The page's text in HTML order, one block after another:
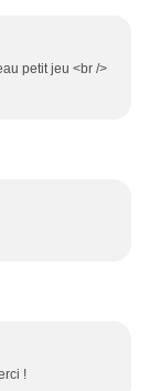
petit jeu <br />
!